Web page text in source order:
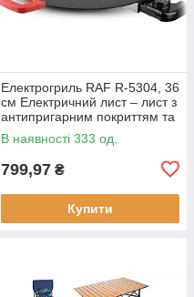
Електрогриль RAF R-5304, 36
см Електричний лист – лист з
антипригарним покриттям та
регулюванням температури
смаження, 1800 Вт
В наявності 333 од.
799,97 ₴
Купити